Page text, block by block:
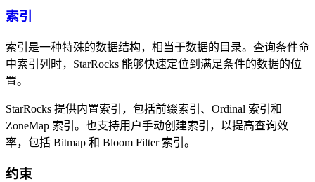
索引
索引是一种特殊的数据结构，相当于数据的目录。查询条件命
中索引列时，StarRocks 能够快速定位到满足条件的数据的位
置。
StarRocks 提供内置索引，包括前缀索引、Ordinal 索引和
ZoneMap 索引。也支持用户手动创建索引，以提高查询效
率，包括 Bitmap 和 Bloom Filter 索引。
约束